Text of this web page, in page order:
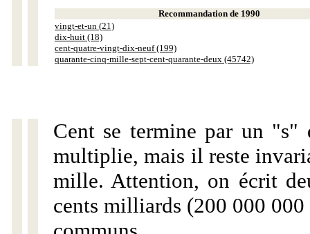
Recommandation de 1990
vingt-et-un (21)
dix-huit (18)
cent-quatre-vingt-dix-neuf (199)
quarante-cinq-mille-sept-cent-quarante-deux (45742)
Cent se termine par un "s"
multiplie, mais il reste
mille. Attention, on écrit
cents milliards (200 000